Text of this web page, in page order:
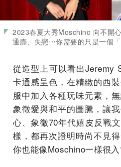
2023春夏大秀Moschino 向不開
通膨、失戀⋯你需要的只是一個「
從造型上可以看出Jeremy
卡通感呈色，在精緻的西
服中加入各種玩味元素，
象徵愛與和平的圖騰，讓
心、象徵70年代嬉皮反戰
樣，都再次證明時尚不見
你也能像Moschino一樣很入